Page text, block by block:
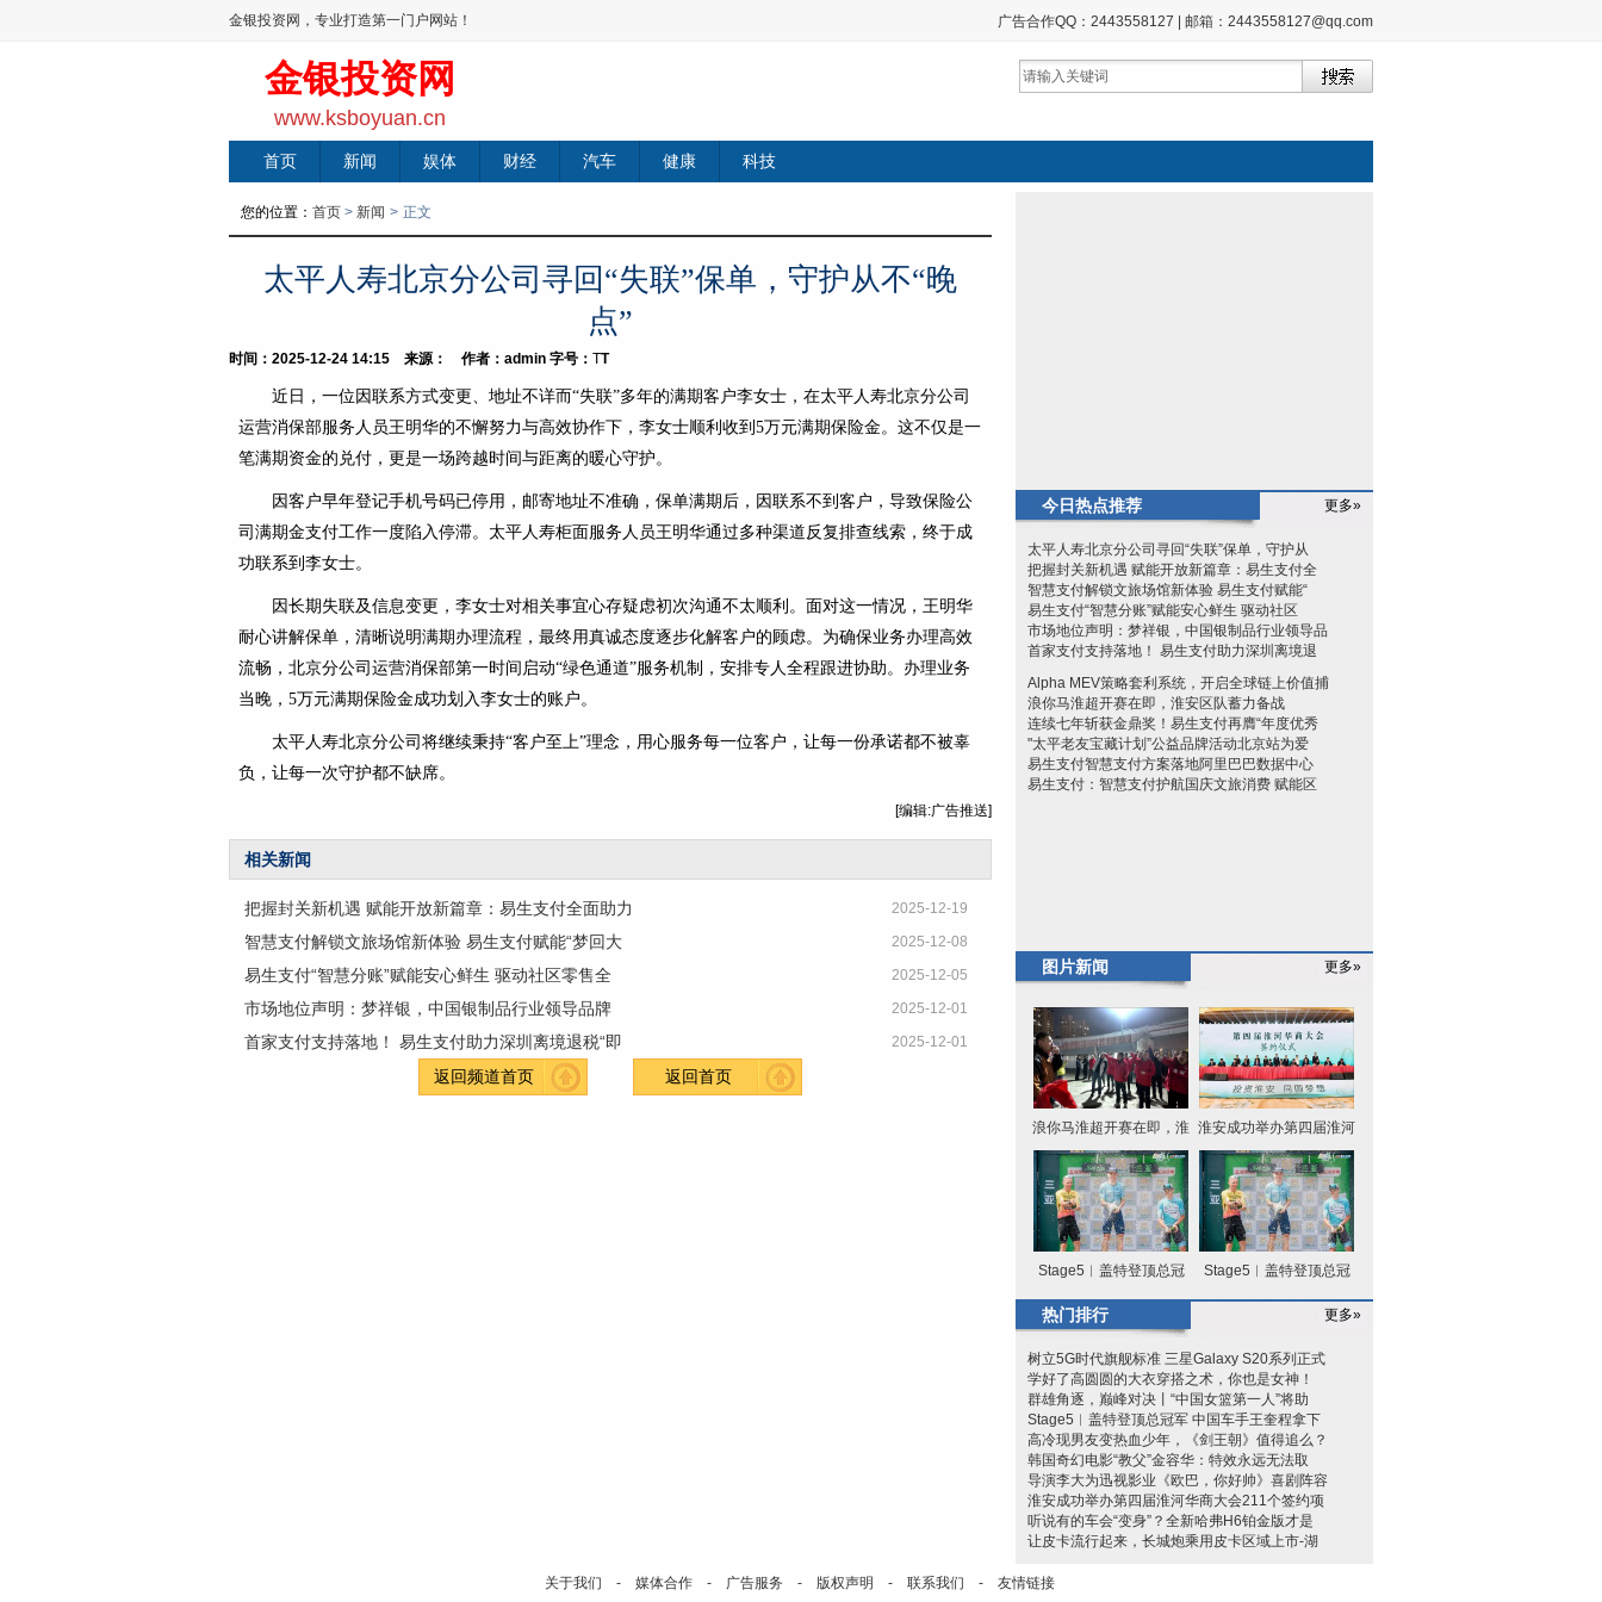
金银投资网，专业打造第一门户网站！ 广告合作QQ：2443558127 | 邮箱：2443558127@qq.com
金银投资网
www.ksboyuan.cn
首页 新闻 娱体 财经 汽车 健康 科技
您的位置： 首页 > 新闻 > 正文
太平人寿北京分公司寻回“失联”保单，守护从不“晚
点”
时间：2025-12-24 14:15 来源： 作者：admin 字号： TT
近日，一位因联系方式变更、地址不详而“失联”多年的满期客户李女士，在太平人寿北京分公司
运营消保部服务人员王明华的不懈努力与高效协作下，李女士顺利收到5万元满期保险金。这不仅是一
笔满期资金的兑付，更是一场跨越时间与距离的暖心守护。
因客户早年登记手机号码已停用，邮寄地址不准确，保单满期后，因联系不到客户，导致保险公
司满期金支付工作一度陷入停滞。太平人寿柜面服务人员王明华通过多种渠道反复排查线索，终于成
功联系到李女士。
因长期失联及信息变更，李女士对相关事宜心存疑虑初次沟通不太顺利。面对这一情况，王明华
耐心讲解保单，清晰说明满期办理流程，最终用真诚态度逐步化解客户的顾虑。为确保业务办理高效
流畅，北京分公司运营消保部第一时间启动“绿色通道”服务机制，安排专人全程跟进协助。办理业务
当晚，5万元满期保险金成功划入李女士的账户。
太平人寿北京分公司将继续秉持“客户至上”理念，用心服务每一位客户，让每一份承诺都不被辜
负，让每一次守护都不缺席。
[编辑:广告推送]
相关新闻
把握封关新机遇 赋能开放新篇章：易生支付全面助力 2025-12-19
智慧支付解锁文旅场馆新体验 易生支付赋能“梦回大 2025-12-08
易生支付“智慧分账”赋能安心鲜生 驱动社区零售全 2025-12-05
市场地位声明：梦祥银，中国银制品行业领导品牌 2025-12-01
首家支付支持落地！ 易生支付助力深圳离境退税“即 2025-12-01
返回频道首页 返回首页
今日热点推荐 更多»
太平人寿北京分公司寻回“失联”保单，守护从
把握封关新机遇 赋能开放新篇章：易生支付全
智慧支付解锁文旅场馆新体验 易生支付赋能“
易生支付“智慧分账”赋能安心鲜生 驱动社区
市场地位声明：梦祥银，中国银制品行业领导品
首家支付支持落地！ 易生支付助力深圳离境退
Alpha MEV策略套利系统，开启全球链上价值捕
浪你马淮超开赛在即，淮安区队蓄力备战
连续七年斩获金鼎奖！易生支付再膺“年度优秀
"太平老友宝藏计划”公益品牌活动北京站为爱
易生支付智慧支付方案落地阿里巴巴数据中心
易生支付：智慧支付护航国庆文旅消费 赋能区
图片新闻 更多»
浪你马淮超开赛在即，淮
安区队
淮安成功举办第四届淮河
华商大
Stage5︱盖特登顶总冠
Stage5︱盖特登顶总冠
热门排行 更多»
树立5G时代旗舰标准 三星Galaxy S20系列正式
学好了高圆圆的大衣穿搭之术，你也是女神！
群雄角逐，巅峰对决丨“中国女篮第一人”将助
Stage5︱盖特登顶总冠军 中国车手王奎程拿下
高冷现男友变热血少年，《剑王朝》值得追么？
韩国奇幻电影“教父”金容华：特效永远无法取
导演李大为迅视影业《欧巴，你好帅》喜剧阵容
淮安成功举办第四届淮河华商大会211个签约项
听说有的车会“变身”？全新哈弗H6铂金版才是
让皮卡流行起来，长城炮乘用皮卡区域上市-湖
关于我们 - 媒体合作 - 广告服务 - 版权声明 - 联系我们 - 友情链接